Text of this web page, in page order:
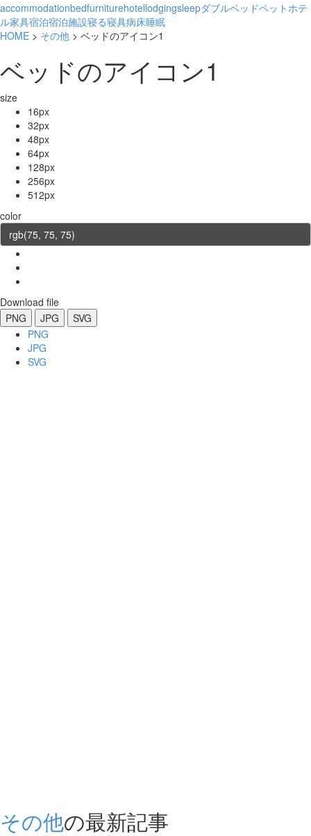
accommodationbedfurniturehotellodgingsleepダブルベッドペットホテ
ル家具宿泊宿泊施設寝る寝具病床睡眠
HOME > その他 > ベッドのアイコン1
ベッドのアイコン1
size
16px
32px
48px
64px
128px
256px
512px
color
Download file
PNG
JPG
SVG
PNG
JPG
SVG
その他の最新記事